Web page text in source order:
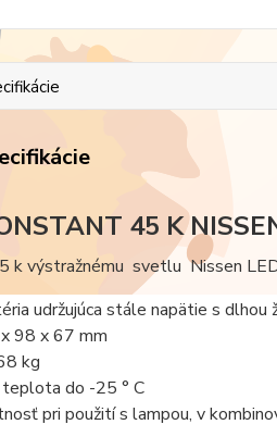
45 K
k výstražnému svetlu Nissen
udržujúca stále napätie s
98 x 67 mm
kg
do -25 ° C
pri použití s lampou, v